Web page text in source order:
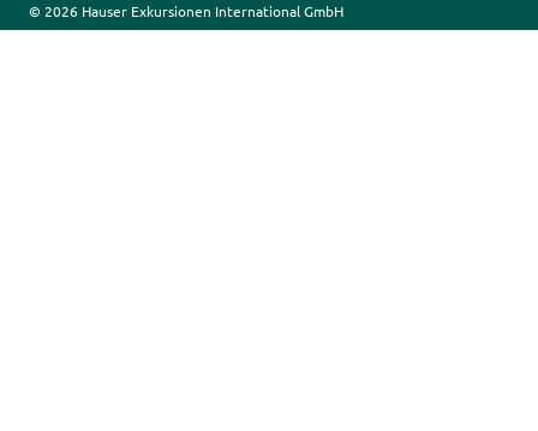
© 2026 Hauser Exkursionen International GmbH